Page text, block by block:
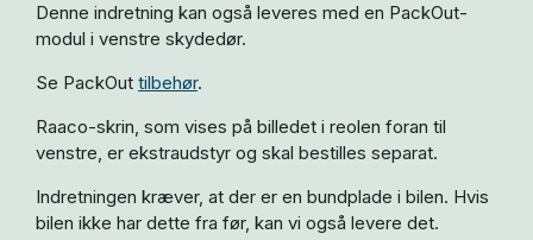
Denne indretning kan også leveres med en PackOut-
modul i venstre skydedør.
Se PackOut tilbehør.
Raaco-skrin, som vises på billedet i reolen foran til
venstre, er ekstraudstyr og skal bestilles separat.
Indretningen kræver, at der er en bundplade i bilen. Hvis
bilen ikke har dette fra før, kan vi også levere det.